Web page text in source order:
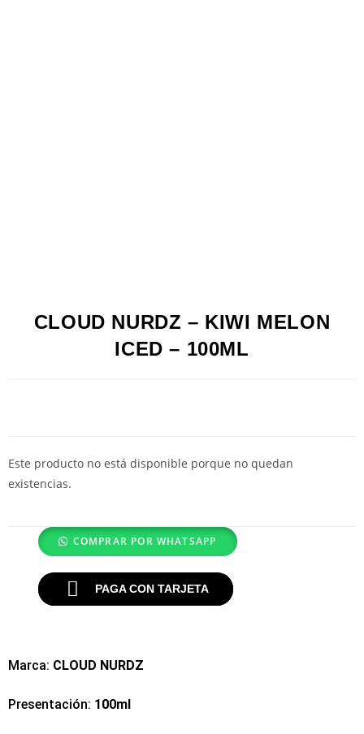
CLOUD NURDZ – KIWI MELON
ICED – 100ML
Este producto no está disponible porque no quedan
existencias.
COMPRAR POR WHATSAPP
PAGA CON TARJETA
Marca: CLOUD NURDZ
Presentación: 100ml